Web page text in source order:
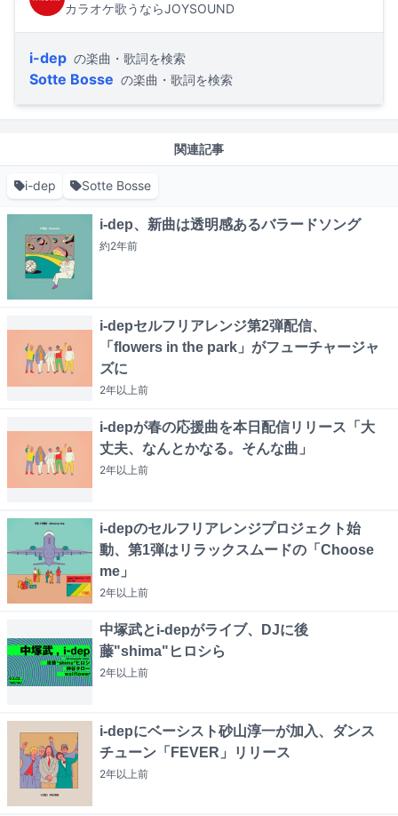
カラオケ歌うならJOYSOUND
i-dep の楽曲・歌詞を検索
Sotte Bosse の楽曲・歌詞を検索
関連記事
i-dep Sotte Bosse
i-dep、新曲は透明感あるバラードソング
約2年前
i-depセルフリアレンジ第2弾配信、
「flowers in the park」がフューチャージャ
ズに
2年以上前
i-depが春の応援曲を本日配信リリース「大
丈夫、なんとかなる。そんな曲」
2年以上前
i-depのセルフリアレンジプロジェクト始
動、第1弾はリラックスムードの「Choose
me」
2年以上前
中塚武とi-depがライブ、DJに後
藤"shima"ヒロシら
2年以上前
i-depにベーシスト砂山淳一が加入、ダンス
チューン「FEVER」リリース
2年以上前